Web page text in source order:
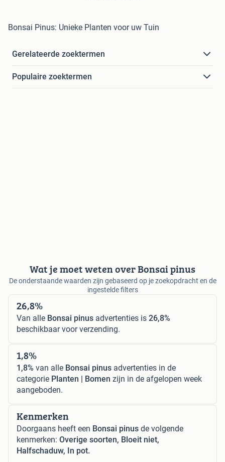
Bonsai Pinus: Unieke Planten voor uw Tuin
Gerelateerde zoektermen
Populaire zoektermen
Wat je moet weten over Bonsai pinus
De onderstaande waarden zijn gebaseerd op je zoekopdracht en de
ingestelde filters
26,8%
Van alle Bonsai pinus advertenties is 26,8%
beschikbaar voor verzending.
1,8%
1,8% van alle Bonsai pinus advertenties in de
categorie Planten | Bomen zijn in de afgelopen week
aangeboden.
Kenmerken
Doorgaans heeft een Bonsai pinus de volgende
kenmerken: Overige soorten, Bloeit niet,
Halfschaduw, In pot.